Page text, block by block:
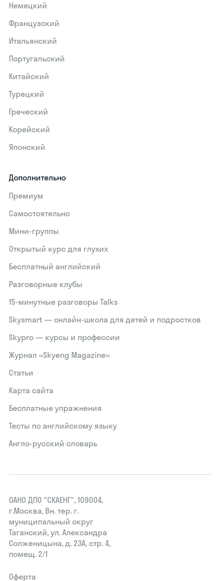
Немецкий
Французский
Итальянский
Португальский
Китайский
Турецкий
Греческий
Корейский
Японский
Дополнительно
Премиум
Самостоятельно
Мини-группы
Открытый курс для глухих
Бесплатный английский
Разговорные клубы
15‑минутные разговоры Talks
Skysmart — онлайн-школа для детей и подростков
Skypro — курсы и профессии
Журнал «Skyeng Magazine»
Статьи
Карта сайта
Бесплатные упражнения
Тесты по английскому языку
Англо-русский словарь
ОАНО ДПО "СКАЕНГ", 109004,
г.Москва, Вн. тер. г.
муниципальный округ
Таганский, ул. Александра
Солженицына, д. 23А, стр. 4,
помещ. 2/1
Оферта